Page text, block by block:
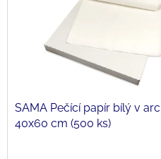
SAMA Pečící papír bílý v
40x60 cm (500 ks)